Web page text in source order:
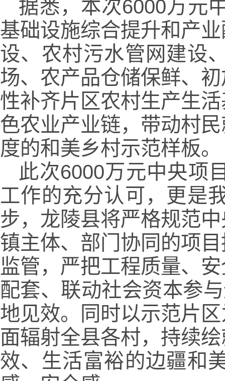
据悉，本次6000万元
基础设施综合提升和产
设、农村污水管网建设
场、农产品仓储保鲜、
性补齐片区农村生产生
色农业产业链，带动村
度的和美乡村示范样板。
此次6000万元中央项
工作的充分认可，更是
步，龙陵县将严格规范
镇主体、部门协同的项
监管，严把工程质量、
配套、联动社会资本参
地见效。同时以示范片
面辐射全县各村，持续
效、生活富裕的边疆和